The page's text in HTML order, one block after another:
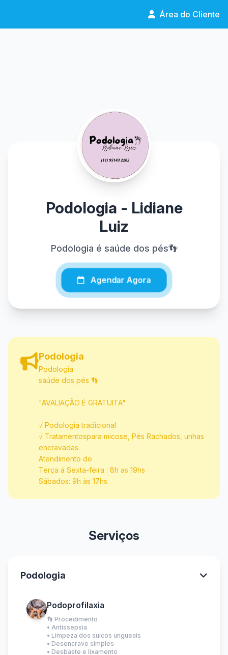
Área do Cliente
Podologia - Lidiane
Luiz
Podologia é saúde dos pés👣
Agendar Agora
Podologia
Podologia
saúde dos pés 👣
"AVALIAÇÃO É GRATUITA"
√ Podologia tradicional
√ Tratamentospara micose, Pés Rachados, unhas
encravadas.
Atendimento de
Terça á Sexta-feira : 8h as 19hs
Sábados: 9h às 17hs.
Serviços
Podologia
Podoprofilaxia
👣 Procedimento
• Antissepsia
• Limpeza dos sulcos ungueais
• Desencrave simples
• Desbaste e lixamento